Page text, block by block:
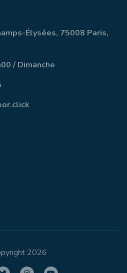
Élysées, 75008 Paris,
/ Dimanche
2026